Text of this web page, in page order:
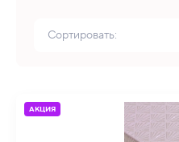
Сортировать:
АКЦИЯ